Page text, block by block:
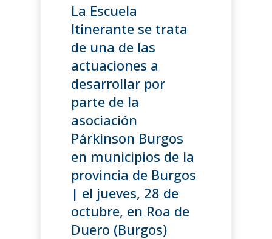
La Escuela
Itinerante se trata
de una de las
actuaciones a
desarrollar por
parte de la
asociación
Párkinson Burgos
en municipios de la
provincia de Burgos
| el jueves, 28 de
octubre, en Roa de
Duero (Burgos)